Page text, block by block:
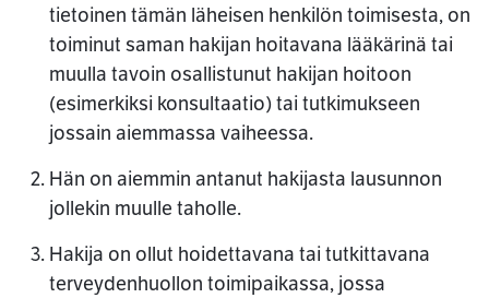
tietoinen tämän läheisen henkilön toimisesta, on
toiminut saman hakijan hoitavana lääkärinä tai
muulla tavoin osallistunut hakijan hoitoon
(esimerkiksi konsultaatio) tai tutkimukseen
jossain aiemmassa vaiheessa.
Hän on aiemmin antanut hakijasta lausunnon
jollekin muulle taholle.
Hakija on ollut hoidettavana tai tutkittavana
terveydenhuollon toimipaikassa, jossa